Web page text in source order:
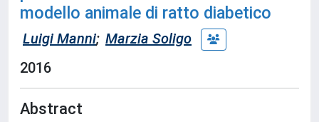
modello animale di ratto diabetico
Luigi Manni; Marzia Soligo
2016
Abstract